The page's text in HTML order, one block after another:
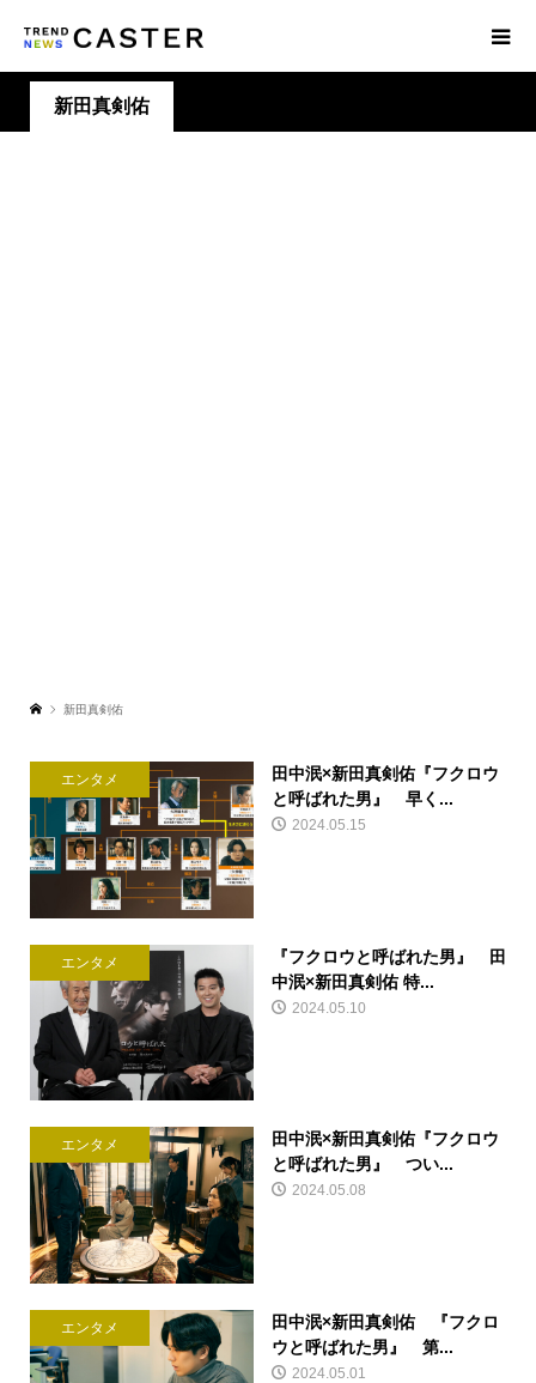
新田真剣佑
新田真剣佑
エンタメ
田中泯×新田真剣佑『フクロウ
と呼ばれた男』 早く...
2024.05.15
エンタメ
『フクロウと呼ばれた男』 田
中泯×新田真剣佑 特...
2024.05.10
エンタメ
田中泯×新田真剣佑『フクロウ
と呼ばれた男』 つい...
2024.05.08
エンタメ
田中泯×新田真剣佑 『フクロ
ウと呼ばれた男』 第...
2024.05.01